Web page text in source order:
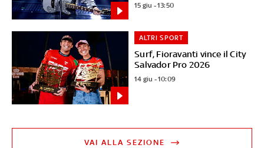
15 giu - 13:50
Surf, Fioravanti vince il City
Salvador Pro 2026
ALTRI SPORT
14 giu - 10:09
VAI ALLA SEZIONE